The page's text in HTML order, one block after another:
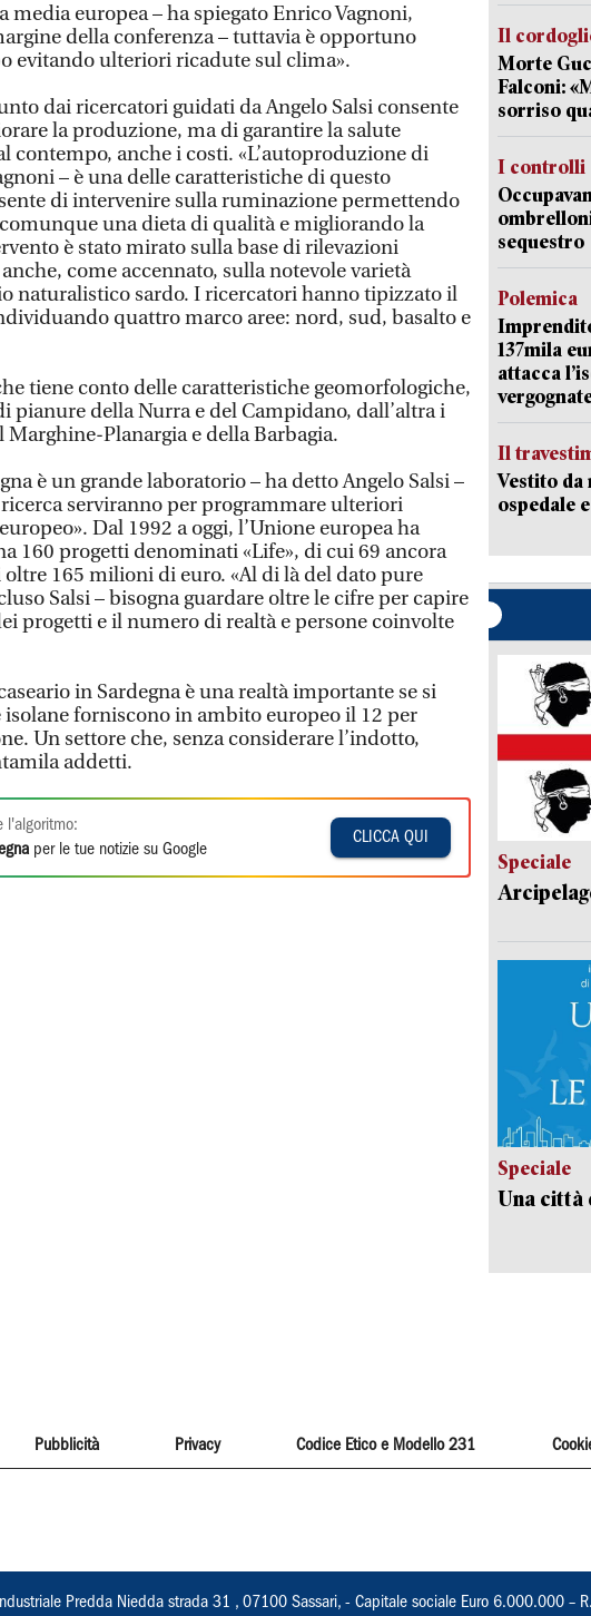
media europea – ha spiegato Enrico Vagnoni,
della conferenza – tuttavia è opportuno
evitando ulteriori ricadute sul clima».
dai ricercatori guidati da Angelo Salsi consente
la produzione, ma di garantire la salute
contempo, anche i costi. «L’autoproduzione di
– è una delle caratteristiche di questo
di intervenire sulla ruminazione permettendo
una dieta di qualità e migliorando la
è stato mirato sulla base di rilevazioni
come accennato, sulla notevole varietà
naturalistico sardo. I ricercatori hanno tipizzato il
quattro marco aree: nord, sud, basalto e
tiene conto delle caratteristiche geomorfologiche,
pianure della Nurra e del Campidano, dall’altra i
Planargia e della Barbagia.
è un grande laboratorio – ha detto Angelo Salsi –
serviranno per programmare ulteriori
Dal 1992 a oggi, l’Unione europea ha
160 progetti denominati «Life», di cui 69 ancora
165 milioni di euro. «Al di là del dato pure
Salsi – bisogna guardare oltre le cifre per capire
progetti e il numero di realtà e persone coinvolte
in Sardegna è una realtà importante se si
isolane forniscono in ambito europeo il 12 per
Un settore che, senza considerare l’indotto,
addetti.
l'algoritmo:
per le tue notizie su Google
CLICCA QUI
Il
Morte
Falconi:
sorriso
I controlli
sequestro
Polemica
137mila
attacca
Il
Vestito da
ospedale
Speciale
Speciale
Una città
Pubblicità Privacy Codice Etico e Modello 231
Predda Niedda strada 31 , 07100 Sassari, - Capitale sociale Euro 6.000.000 –